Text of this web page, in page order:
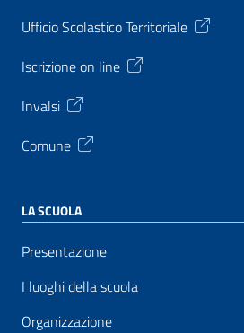
Ufficio Scolastico Territoriale
Iscrizione on line
Invalsi
Comune
LA SCUOLA
Presentazione
I luoghi della scuola
Organizzazione